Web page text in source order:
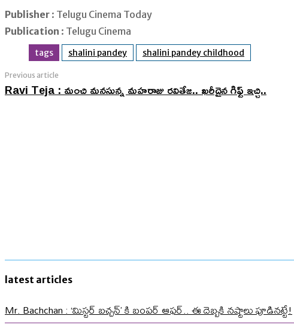
Publisher : Telugu Cinema Today
Publication : Telugu Cinema
tags shalini pandey shalini pandey childhood
Previous article
Ravi Teja : మంచి మనసున్న మహరాజు రవితేజ.. ఖరీదైన గిఫ్ట్ ఇచ్చి..
latest articles
Mr. Bachchan : ‘మిస్టర్ బచ్చన్’ కి బంపర్ ఆఫర్.. ఈ దెబ్బకి నష్టాలు పూడినట్టే!